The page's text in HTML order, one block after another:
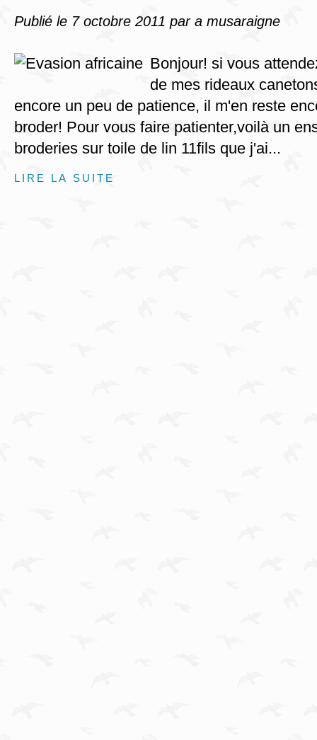
Publié le 7 octobre 2011 par a musaraigne
Bonjour! si vous
de mes rideaux
encore un peu de patience, il m'en reste
broder! Pour vous faire patienter,voilà un
broderies sur toile de lin 11fils que j'ai...
LIRE LA SUITE